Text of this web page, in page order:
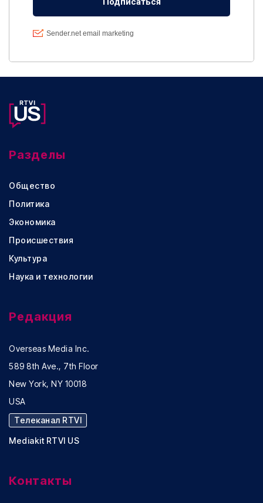
Разделы
Общество
Политика
Экономика
Происшествия
Культура
Наука и технологии
Редакция
Overseas Media Inc.
589 8th Ave., 7th Floor
New York, NY 10018
USA
Телеканал RTVI
Mediakit RTVI US
Контакты